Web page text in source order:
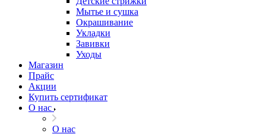
Мытье и сушка
Окрашивание
Укладки
Завивки
Уходы
Магазин
Прайс
Акции
Купить сертификат
О нас
О нас